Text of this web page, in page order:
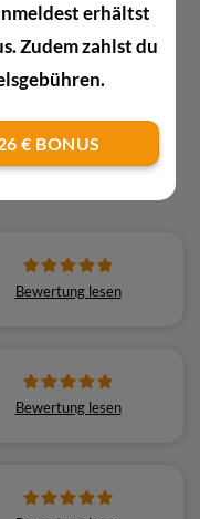
Bewertung lesen
Bewertung lesen
erhältst
Zudem zahlst du
€ BONUS